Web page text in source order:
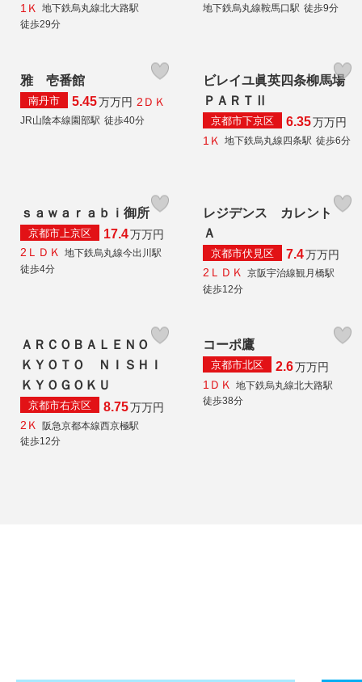
1Ｋ
地下鉄烏丸線北大路駅
徒歩29分
地下鉄烏丸線鞍馬口駅 徒歩9分
雅 壱番館
南丹市 5.45万万円 2ＤＫ
JR山陰本線園部駅 徒歩40分
ビレイユ眞英四条柳馬場
ＰＡＲＴⅡ
京都市下京区 6.35万万円
1Ｋ
地下鉄烏丸線四条駅 徒歩6分
ｓａｗａｒａｂｉ御所
京都市上京区 17.4万万円
2ＬＤＫ 地下鉄烏丸線今出川駅
徒歩4分
レジデンス カレント
Ａ
京都市伏見区 7.4万万円
2ＬＤＫ 京阪宇治線観月橋駅
徒歩12分
ＡＲＣＯＢＡＬＥＮＯ
ＫＹＯＴＯ ＮＩＳＨＩ
ＫＹＯＧＯＫＵ
京都市右京区 8.75万万円
2Ｋ
阪急京都本線西京極駅
徒歩12分
コーポ鷹
京都市北区 2.6万万円
1ＤＫ
地下鉄烏丸線北大路駅
徒歩38分